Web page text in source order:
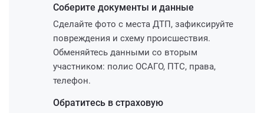
Соберите документы и данные
Сделайте фото с места ДТП, зафиксируйте
повреждения и схему происшествия.
Обменяйтесь данными со вторым
участником: полис ОСАГО, ПТС, права,
телефон.
Обратитесь в страховую